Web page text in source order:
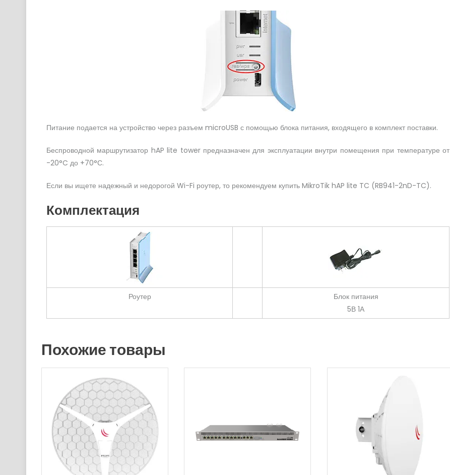
Питание подается на устройство через разъем microUSB с помощью блока питания, входящего в комплект поставки.
Беспроводной маршрутизатор hAP lite tower предназначен для эксплуатации внутри помещения при температуре от
-20°C до +70°С.
Если вы ищете надежный и недорогой Wi-Fi роутер, то рекомендуем купить MikroTik hAP lite TC (RB941-2nD-TC).
Комплектация
Роутер
Блок питания
5В 1А
Похожие товары